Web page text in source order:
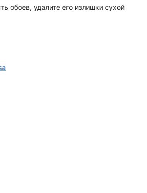
обоев, удалите его излишки сухой